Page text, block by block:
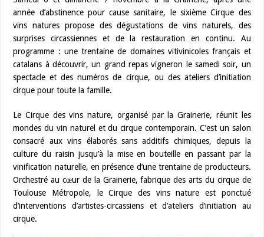
année d’abstinence pour cause sanitaire, le sixième Cirque des
vins natures propose des dégustations de vins naturels, des
surprises circassiennes et de la restauration en continu. Au
programme : une trentaine de domaines vitivinicoles français et
catalans à découvrir, un grand repas vigneron le samedi soir, un
spectacle et des numéros de cirque, ou des ateliers d’initiation
cirque pour toute la famille.
Le Cirque des vins nature, organisé par la Grainerie, réunit les
mondes du vin naturel et du cirque contemporain. C’est un salon
consacré aux vins élaborés sans additifs chimiques, depuis la
culture du raisin jusqu’à la mise en bouteille en passant par la
vinification naturelle, en présence d’une trentaine de producteurs.
Orchestré au cœur de la Grainerie, fabrique des arts du cirque de
Toulouse Métropole, le Cirque des vins nature est ponctué
d’interventions d’artistes-circassiens et d’ateliers d’initiation au
cirque.